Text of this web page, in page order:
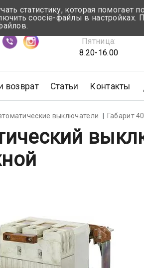
≈ 5 мин
Понедельник-Четверг:
Пятница:
8.20-16.00
возврат Статьи Контакты
выключатели Габарит
статистику, которая помогает
coocie-файлы в настройках.